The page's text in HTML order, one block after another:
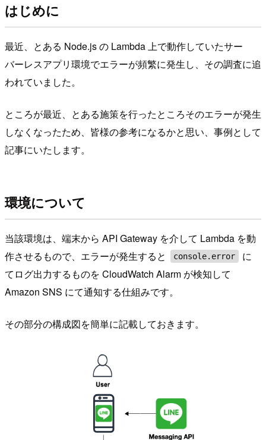
はじめに
最近、とある Node.js の Lambda 上で動作していたサー
バーレスアプリ環境でエラーが頻繁に発生し、その調査に追
われていました。
ところが最近、とある施策を行ったところそのエラーが発生
しなくなったため、皆様の参考になるかと思い、事例として
記事にいたします。
環境について
当該環境は、端末から API Gateway を介して Lambda を動
作させるもので、エラーが発生すると
console.error
に
てログ出力するものを CloudWatch Alarm が検知して
Amazon SNS にて通知する仕組みです。
その部分の構成図を簡単に記載しておきます。